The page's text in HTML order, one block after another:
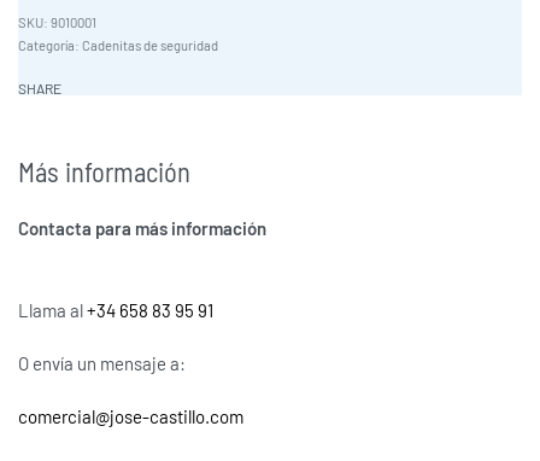
9010001
Categoría: Cadenitas de seguridad
SHARE
Más información
Contacta para más información
Llama al+34 658 83 95 91
O envía un mensaje a:
comercial@jose-castillo.com